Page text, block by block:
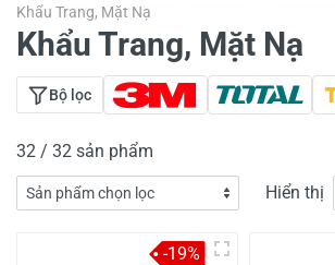
Khẩu Trang, Mặt Nạ
Khẩu Trang, Mặt Nạ
Bộ lọc
32 / 32 sản phẩm
Hiển thị
-19%